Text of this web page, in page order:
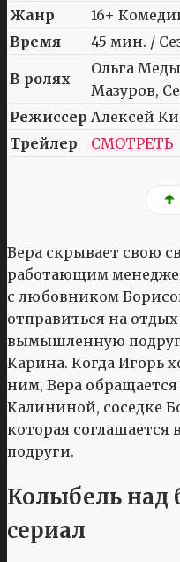
Жанр
16+
Время
45 мин. /
В ролях
Ольга
Мазуров,
Режиссер Алексей
Трейлер
СМОТРЕТЬ
Вера скрывает свою
работающим
с любовником
отправиться на
вымышленную
Карина. Когда Игорь
ним, Вера
Калининой, соседке
которая соглашается
подруги.
Колыбель над
сериал